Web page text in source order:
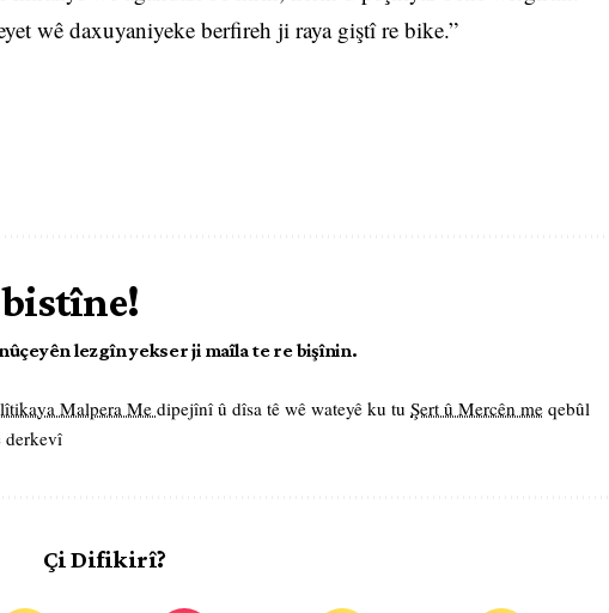
wê daxuyaniyeke berfireh ji raya giştî re bike.”
bistîne!
lezgîn yekser ji maîla te re bişînin.
Malpera Me dipejînî û dîsa tê wê wateyê ku tu Şert û Mercên me qebûl
derkevî
Çi Difikirî?